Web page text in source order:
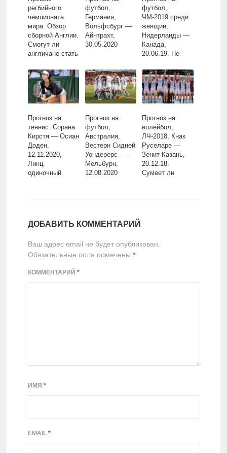
регбийного
чемпионата
мира. Обзор
сборной Англии.
Смогут ли
англичане стать
европейцев
футбол,
Германия,
Вольфсбург —
Айнтрахт,
30.05.2020
футбол,
ЧМ-2019 среди
женщин,
Нидерланды —
Канада,
20.06.19. Не
букмекеры в
выборе
фаворита?
Прогноз на
теннис. Сорана
Кирстя — Осиан
Доден,
12.11.2020,
Линц,
одиночный
Прогноз на
футбол,
Австралия,
Вестерн Сидней
Уондерерс —
Мельбурн,
12.08.2020
Прогноз на
волейбол,
ЛЧ-2018, Кнак
Руселаре —
Зенит Казань,
20.12.18.
Сумеет ли
казанским
ДОБАВИТЬ КОММЕНТАРИЙ
Ваш адрес email не будет опубликован.
Обязательные поля помечены *
КОММЕНТАРИЙ *
ИМЯ *
EMAIL *